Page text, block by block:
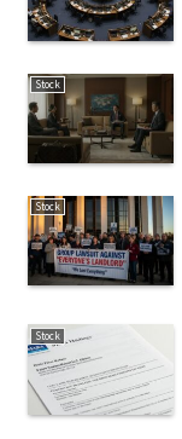
Stock
Stock
Stock